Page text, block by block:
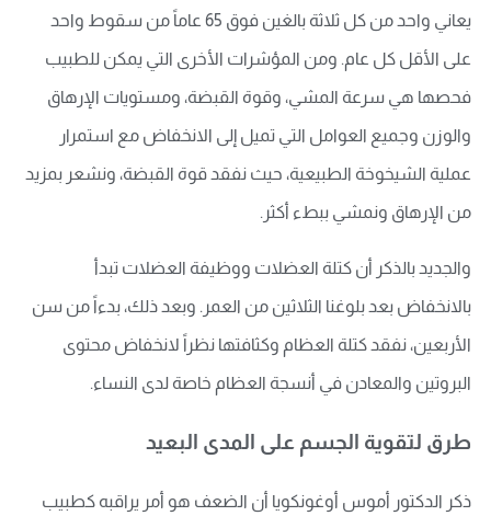
يعاني واحد من كل ثلاثة بالغين فوق 65 عاماً من سقوط واحد
على الأقل كل عام. ومن المؤشرات الأخرى التي يمكن للطبيب
فحصها هي سرعة المشي، وقوة القبضة، ومستويات الإرهاق
والوزن وجميع العوامل التي تميل إلى الانخفاض مع استمرار
عملية الشيخوخة الطبيعية، حيث نفقد قوة القبضة، ونشعر بمزيد
من الإرهاق ونمشي ببطء أكثر.
والجديد بالذكر أن كتلة العضلات ووظيفة العضلات تبدأ
بالانخفاض بعد بلوغنا الثلاثين من العمر. وبعد ذلك، بدءاً من سن
الأربعين، نفقد كتلة العظام وكثافتها نظراً لانخفاض محتوى
البروتين والمعادن في أنسجة العظام خاصة لدى النساء.
طرق لتقوية الجسم على المدى البعيد
ذكر الدكتور أموس أوغونكويا أن الضعف هو أمر يراقبه كطبيب